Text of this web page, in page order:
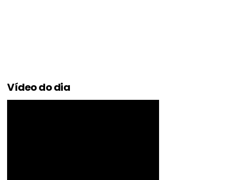
Vídeo do dia